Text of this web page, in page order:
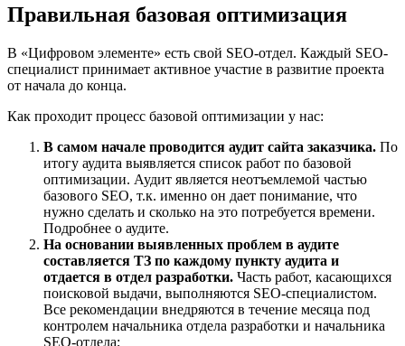
Правильная базовая оптимизация
В «Цифровом элементе» есть свой SEO-отдел. Каждый SEO-
специалист принимает активное участие в развитие проекта
от начала до конца.
Как проходит процесс базовой оптимизации у нас:
В самом начале проводится аудит сайта заказчика. По
итогу аудита выявляется список работ по базовой
оптимизации. Аудит является неотъемлемой частью
базового SEO, т.к. именно он дает понимание, что
нужно сделать и сколько на это потребуется времени.
Подробнее о аудите.
На основании выявленных проблем в аудите
составляется ТЗ по каждому пункту аудита и
отдается в отдел разработки. Часть работ, касающихся
поисковой выдачи, выполняются SEO-специалистом.
Все рекомендации внедряются в течение месяца под
контролем начальника отдела разработки и начальника
SEO-отдела;